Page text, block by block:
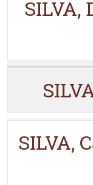
SILVA,
SILVA,